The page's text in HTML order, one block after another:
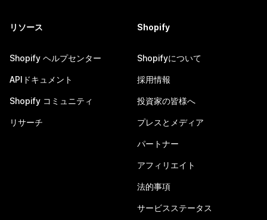
リソース
Shopify ヘルプセンター
APIドキュメント
Shopify コミュニティ
リサーチ
Shopify
Shopifyについて
採用情報
投資家の皆様へ
プレスとメディア
パートナー
アフィリエイト
法的事項
サービスステータス